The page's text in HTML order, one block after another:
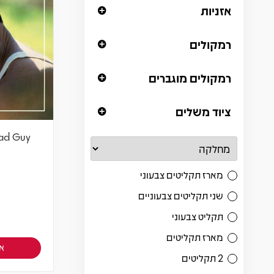
אזניות
רמקולים
רמקולים מוגברים
ציוד משלים
מארז תקליטים צבעוני
שני תקליטים צבעוניים
תקליט צבעוני
מארז תקליטים
2 תקליטים
Guy